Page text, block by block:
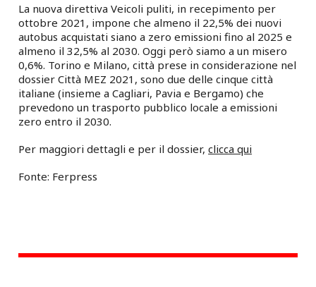
La nuova direttiva Veicoli puliti, in recepimento per
ottobre 2021, impone che almeno il 22,5% dei nuovi
autobus acquistati siano a zero emissioni fino al 2025 e
almeno il 32,5% al 2030. Oggi però siamo a un misero
0,6%. Torino e Milano, città prese in considerazione nel
dossier Città MEZ 2021, sono due delle cinque città
italiane (insieme a Cagliari, Pavia e Bergamo) che
prevedono un trasporto pubblico locale a emissioni
zero entro il 2030.
Per maggiori dettagli e per il dossier,clicca qui
Fonte: Ferpress